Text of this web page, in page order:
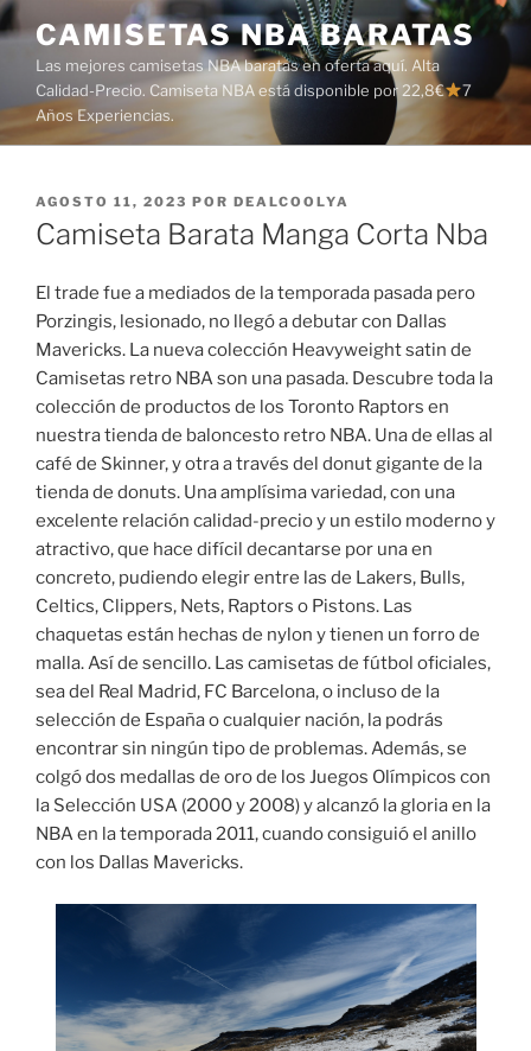
Saltar
al
contenido
CAMISETAS NBA BARATAS
Las mejores camisetas NBA baratas en oferta aquí. Alta
Calidad-Precio. Camiseta NBA está disponible por 22,8€
7
Años Experiencias.
PUBLICADO
EL
AGOSTO 11, 2023 POR DEALCOOLYA
Camiseta Barata Manga Corta Nba
El trade fue a mediados de la temporada pasada pero
Porzingis, lesionado, no llegó a debutar con Dallas
Mavericks. La nueva colección Heavyweight satin de
Camisetas retro NBA son una pasada. Descubre toda la
colección de productos de los Toronto Raptors en
nuestra tienda de baloncesto retro NBA. Una de ellas al
café de Skinner, y otra a través del donut gigante de la
tienda de donuts. Una amplísima variedad, con una
excelente relación calidad-precio y un estilo moderno y
atractivo, que hace difícil decantarse por una en
concreto, pudiendo elegir entre las de Lakers, Bulls,
Celtics, Clippers, Nets, Raptors o Pistons. Las
chaquetas están hechas de nylon y tienen un forro de
malla. Así de sencillo. Las camisetas de fútbol oficiales,
sea del Real Madrid, FC Barcelona, o incluso de la
selección de España o cualquier nación, la podrás
encontrar sin ningún tipo de problemas. Además, se
colgó dos medallas de oro de los Juegos Olímpicos con
la Selección USA (2000 y 2008) y alcanzó la gloria en la
NBA en la temporada 2011, cuando consiguió el anillo
con los Dallas Mavericks.